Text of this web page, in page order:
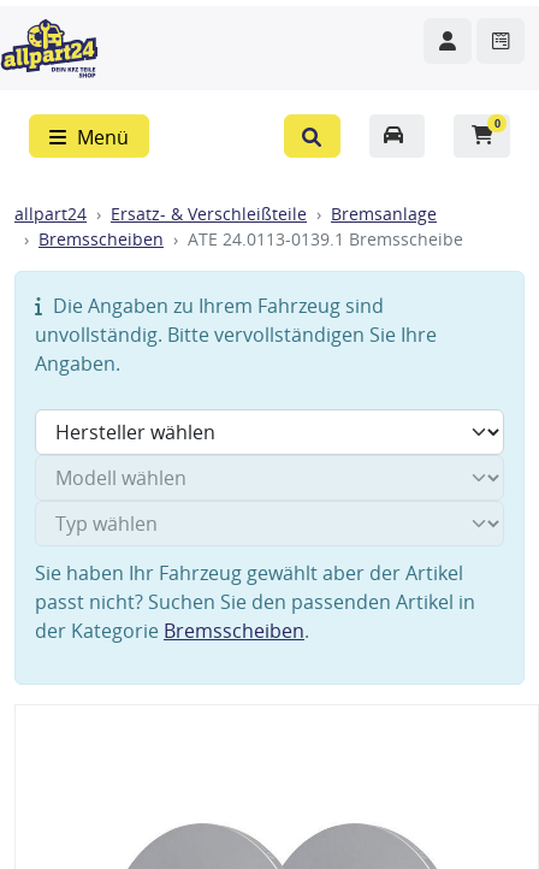
Menü
0
allpart24 Ersatz- & Verschleißteile
Bremsanlage
Bremsscheiben
ATE 24.0113-0139.1 Bremsscheibe
Die Angaben zu Ihrem Fahrzeug sind
unvollständig. Bitte vervollständigen Sie Ihre
Angaben.
Sie haben Ihr Fahrzeug gewählt aber der Artikel
passt nicht? Suchen Sie den passenden Artikel in
der Kategorie Bremsscheiben.